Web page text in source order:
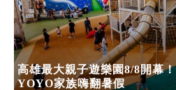
高雄最大親子遊樂園8/8開幕
YOYO家族嗨翻暑假